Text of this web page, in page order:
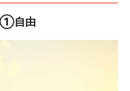
①自由